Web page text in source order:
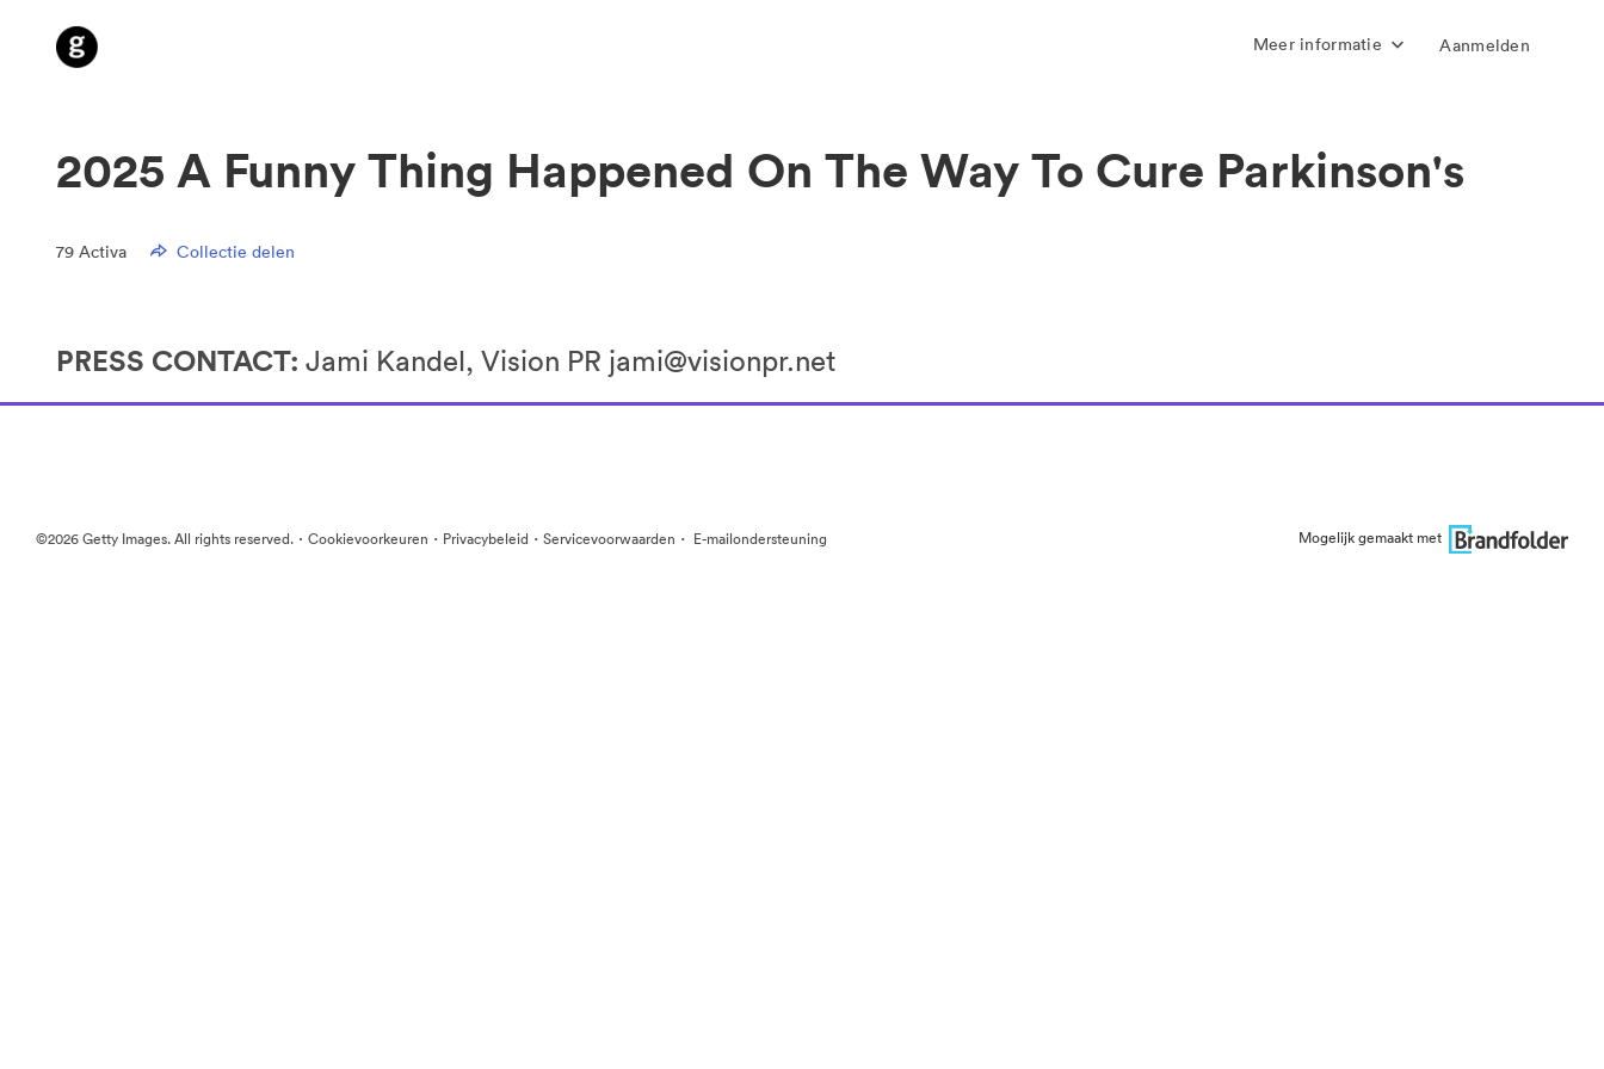
Meer informatie Aanmelden
2025 A Funny Thing Happened On The Way To Cure Parkinson's
79 Activa Collectie delen
PRESS CONTACT:Jami Kandel, Vision PR jami@visionpr.net
©2026 Getty Images. All rights reserved. · Cookievoorkeuren · Privacybeleid · Servicevoorwaarden · E-mailondersteuning Mogelijk gemaakt met